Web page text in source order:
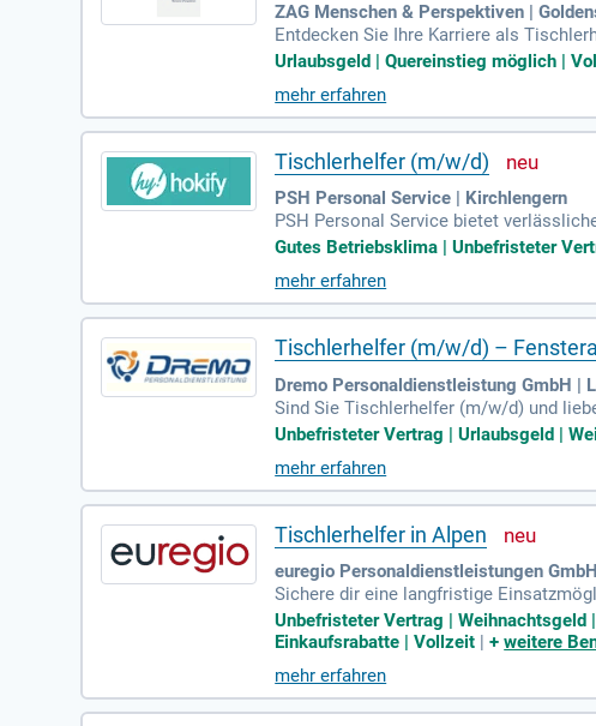
ZAG Menschen & Perspektiven |
Entdecken Sie Ihre Karriere als
profitieren Sie von der attraktiven GVP-
Sie unser „Mitarbeiter werben
ommierten Unternehmen, die Ihre
e. Entscheiden Sie sich für eine
Urlaubsgeld | Quereinstieg möglich |
mehr erfahren
Tischlerhelfer (m/w/d)
PSH Personal Service | Kirchlengern
PSH Personal Service bietet
am fördern wir Zusammenarbeit,
ng sind von Vorteil. Dein
enen Zeichnungen. Bei PSH erwarten
Gutes Betriebsklima | Unbefristeter
mehr erfahren
Tischlerhelfer (m/w/d) –
Dremo Personaldienstleistung GmbH |
Sind Sie Tischlerhelfer (m/w/d) und
itung und Holzterrassenbau. Bewerben
on einem Stundenlohn ab 15,49 €,
nach drei Monaten und monatlich 50 €
ag bis Freitag im Früh- und
Unbefristeter Vertrag | Urlaubsgeld |
mehr erfahren
Tischlerhelfer in Alpen
euregio Personaldienstleistungen
Sichere dir eine langfristige
es Geschick und Kreativität mit? Bei
Kunden. Zusätzlich bist du für die
ir faire Arbeitsbedingungen bietet!
Unbefristeter Vertrag |
Einkaufsrabatte | Vollzeit |+weitere
mehr erfahren